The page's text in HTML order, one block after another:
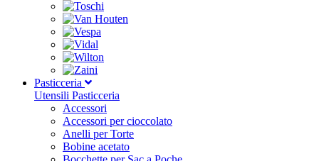
Pasticceria
Utensili Pasticceria
Accessori
Accessori per cioccolato
Anelli per Torte
Bobine acetato